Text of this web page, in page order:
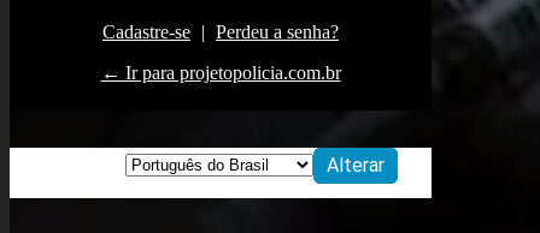
Cadastre-se | Perdeu a senha?
← Ir para projetopolicia.com.br